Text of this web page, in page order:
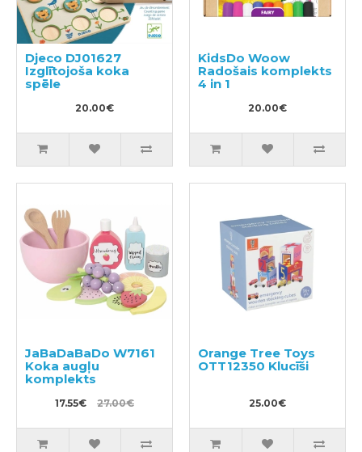
Djeco DJ01627
Izglītojoša koka
spēle
20.00€
KidsDo Woow
Radošais komplekts
4 in 1
20.00€
JaBaDaBaDo W7161
Koka augļu
komplekts
17.55€ 27.00€
Orange Tree Toys
OTT12350 Klucīši
25.00€